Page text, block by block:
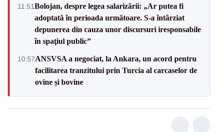
11:51Bolojan, despre legea salarizării: „Ar putea fi
adoptată în perioada următoare. S-a întârziat
depunerea din cauza unor discursuri iresponsabile
în spaţiul public”
10:57ANSVSA a negociat, la Ankara, un acord pentru
facilitarea tranzitului prin Turcia al carcaselor de
ovine și bovine